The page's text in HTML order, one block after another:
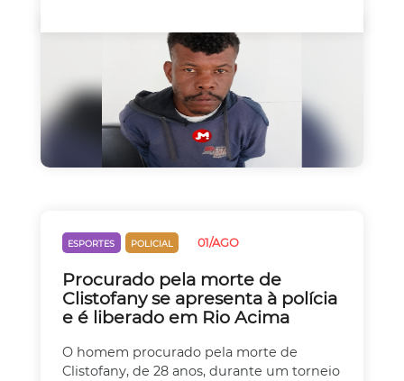
ESPORTES POLICIAL 01/AGO
Procurado pela morte de
Clistofany se apresenta à polícia
e é liberado em Rio Acima
O homem procurado pela morte de
Clistofany, de 28 anos, durante um torneio